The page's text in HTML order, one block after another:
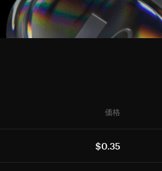
価格
$0.35